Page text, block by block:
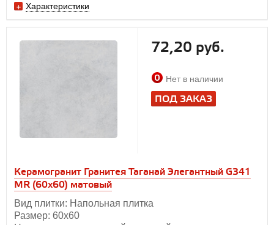
Характеристики
Керамогранит Гранитея Таганай Элегантный G341
MR (60х60) матовый
Вид плитки: Напольная плитка
Размер: 60х60
72,20 руб.
Нет в наличии
ПОД ЗАКАЗ